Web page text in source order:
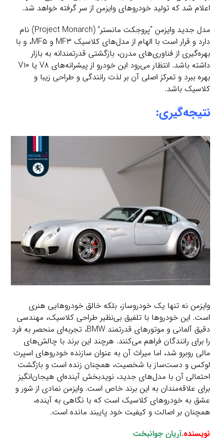
اعلام شد که تولید خودروهای وایزمن از سر گرفته خواهد شد.
مدل جدید وایزمن “پروجکت مانستر” (Project Monarch) نام
دارد و قرار است با الهام از مدل‌های کلاسیک MF۳ و MF۵، و با
بهره‌گیری از فناوری‌های مدرن، بازگشتی قدرتمندانه به بازار
داشته باشد. انتظار می‌رود این خودرو از پیشرانه‌های V۸ یا V۱۰
بهره ببرد و تمرکز اصلی آن بر لذت رانندگی و طراحی زیبا و
کلاسیک باشد.
نتیجه‌گیری:
وایزمن نه تنها یک خودروساز، بلکه خالق خودروهایی هنری
است. این خودروها با تلفیق بی‌نظیر طراحی کلاسیک، مهندسی
دقیق آلمانی و موتورهای قدرتمند BMW، تجربه‌ای منحصر به فرد
را برای رانندگان فراهم می‌کنند. هرچند این برند با چالش‌های
مالی روبرو شد، اما میراث آن به عنوان سازنده خودروهای اسپرت
لوکس و دست‌ساز با شخصیت، همچنان زنده است و بازگشت
احتمالی آن با مدل‌های جدید، نویدبخش آینده‌ای هیجان‌انگیز
برای علاقه‌مندان به این برند خاص است. وایزمن نمادی از شور و
عشق به خودروهای کلاسیک است که با نگاهی به آینده،
همچنان بر اصالت و کیفیت خود پایبند مانده است.
نویسنده.آریان جوانبخت